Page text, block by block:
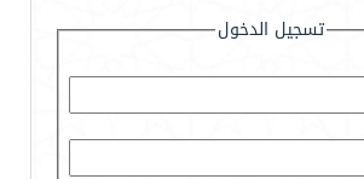
تسجيل الدخول